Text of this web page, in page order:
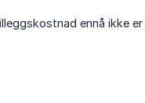
ennå ikke